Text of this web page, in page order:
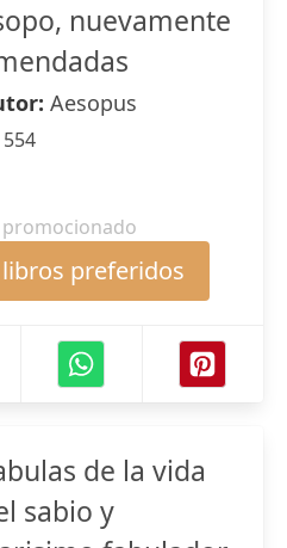
nuevamente
Aesopus
554
preferidos
de la vida
sabio y